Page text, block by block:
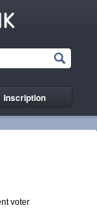
Inscription
voter